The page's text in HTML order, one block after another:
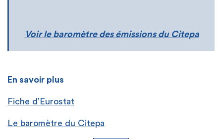
Voir le baromètre des émissions du Citepa
En savoir plus
Fiche d’Eurostat
Le baromètre du Citepa